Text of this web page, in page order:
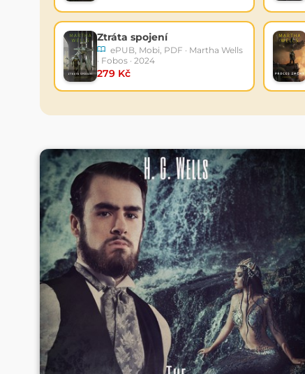
Ztráta spojení
ePUB, Mobi, PDF · Martha Wells
· Fobos · 2024
279 Kč